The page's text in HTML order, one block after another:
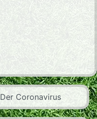
Der Coronavirus